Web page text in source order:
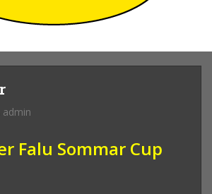
admin
Falu Sommar Cup